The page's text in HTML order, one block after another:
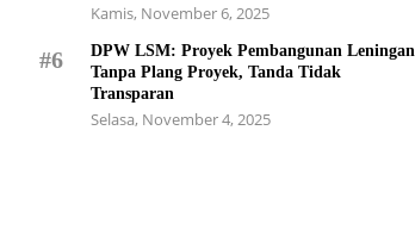
Kamis, November 6, 2025
#6
DPW LSM: Proyek Pembangunan Leningan
Tanpa Plang Proyek, Tanda Tidak
Transparan
Selasa, November 4, 2025